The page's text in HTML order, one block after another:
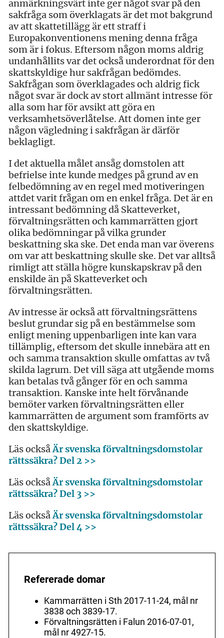
anmärkningsvärt inte ger något svar på den
sakfråga som överklagats är det mot bakgrund
av att skattetillägg är ett straff i
Europakonventionens mening denna fråga
som är i fokus. Eftersom någon moms aldrig
undanhållits var det också underordnat för den
skattskyldige hur sakfrågan bedömdes.
Sakfrågan som överklagades och aldrig fick
något svar är dock av stort allmänt intresse för
alla som har för avsikt att göra en
verksamhetsöverlåtelse. Att domen inte ger
någon vägledning i sakfrågan är därför
beklagligt.
I det aktuella målet ansåg domstolen att
befrielse inte kunde medges på grund av en
felbedömning av en regel med motiveringen
attdet varit frågan om en enkel fråga. Det är en
intressant bedömning då Skatteverket,
förvaltningsrätten och kammarrätten gjort
olika bedömningar på vilka grunder
beskattning ska ske. Det enda man var överens
om var att beskattning skulle ske. Det var alltså
rimligt att ställa högre kunskapskrav på den
enskilde än på Skatteverket och
förvaltningsrätten.
Av intresse är också att förvaltningsrättens
beslut grundar sig på en bestämmelse som
enligt mening uppenbarligen inte kan vara
tillämplig, eftersom det skulle innebära att en
och samma transaktion skulle omfattas av två
skilda lagrum. Det vill säga att utgående moms
kan betalas två gånger för en och samma
transaktion. Kanske inte helt förvånande
bemöter varken förvaltningsrätten eller
kammarrätten de argument som framförts av
den skattskyldige.
Läs ocksåÄr svenska förvaltningsdomstolar
rättssäkra? Del 2 >>
Läs ocksåÄr svenska förvaltningsdomstolar
rättssäkra? Del 3 >>
Läs ocksåÄr svenska förvaltningsdomstolar
rättssäkra? Del 4 >>
Refererade domar
Kammarrätten i Sth 2017-11-24, mål nr
3838 och 3839-17.
Förvaltningsrätten i Falun 2016-07-01,
mål nr 4927-15.